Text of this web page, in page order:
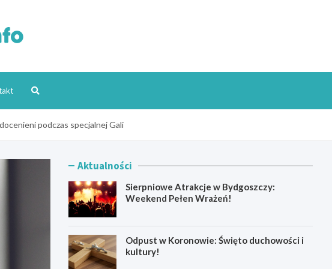
podczas specjalnej Gali
Aktualności
Sierpniowe Atrakcje w Bydgoszczy:
Weekend Pełen Wrażeń!
Odpust w Koronowie: Święto duchowości i
kultury!